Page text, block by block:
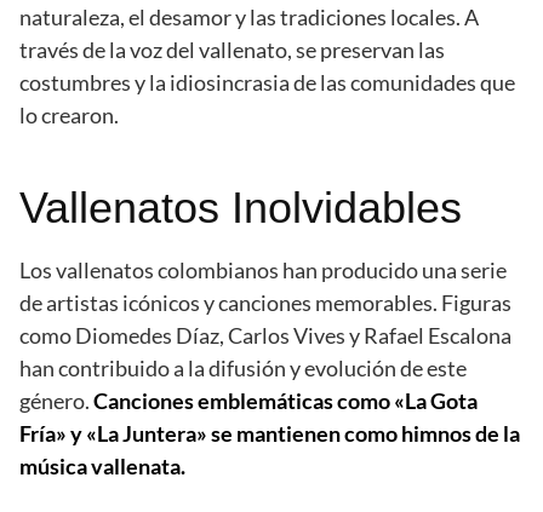
naturaleza, el desamor y las tradiciones locales. A
través de la voz del vallenato, se preservan las
costumbres y la idiosincrasia de las comunidades que
lo crearon.
Vallenatos Inolvidables
Los vallenatos colombianos han producido una serie
de artistas icónicos y canciones memorables. Figuras
como Diomedes Díaz, Carlos Vives y Rafael Escalona
han contribuido a la difusión y evolución de este
género.Canciones emblemáticas como «La Gota
Fría» y «La Juntera» se mantienen como himnos de la
música vallenata.